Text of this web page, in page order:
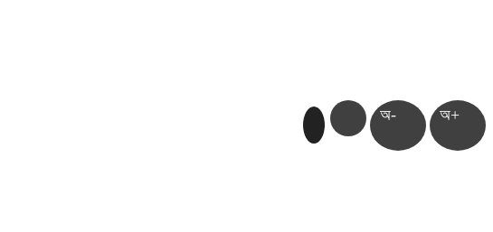
অ- অ+